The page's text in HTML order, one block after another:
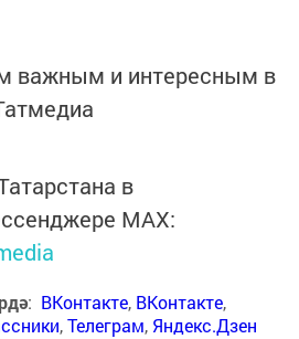
важным и интересным в
в
MАХ:
: ВКонтакте, ВКонтакте,
,Телеграм, Яндекс.Дзен